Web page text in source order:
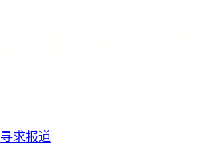
寻求报道